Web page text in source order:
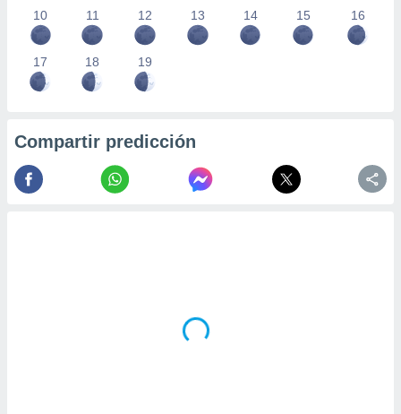
10 11 12 13 14 15 16
17 18 19
Compartir predicción